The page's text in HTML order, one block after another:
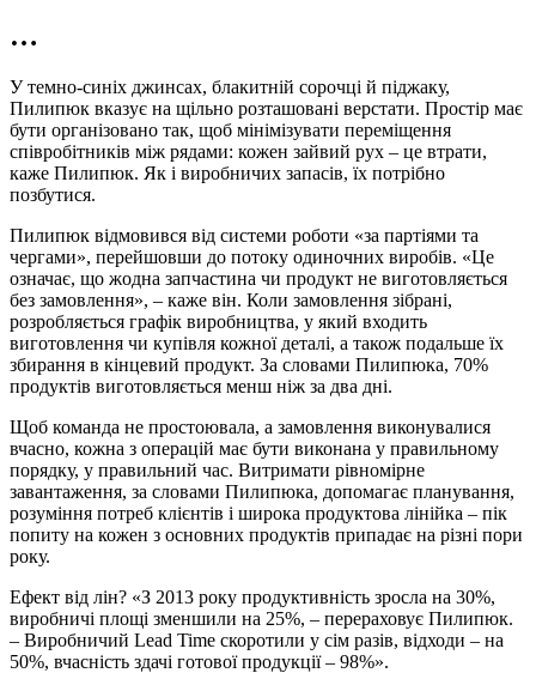
…
У темно‑синіх джинсах, блакитній сорочці й піджаку,
Пилипюк вказує на щільно розташовані верстати. Простір має
бути організовано так, щоб мінімізувати переміщення
співробітників між рядами: кожен зайвий рух – це втрати,
каже Пилипюк. Як і виробничих запасів, їх потрібно
позбутися.
Пилипюк відмовився від системи роботи «за партіями та
чергами», перейшовши до потоку одиночних виробів. «Це
означає, що жодна запчастина чи продукт не виготовляється
без замовлення», – каже він. Коли замовлення зібрані,
розробляється графік виробництва, у який входить
виготовлення чи купівля кожної деталі, а також подальше їх
збирання в кінцевий продукт. За словами Пилипюка, 70%
продуктів виготовляється менш ніж за два дні.
Щоб команда не простоювала, а замовлення виконувалися
вчасно, кожна з операцій має бути виконана у правильному
порядку, у правильний час. Витримати рівномірне
завантаження, за словами Пилипюка, допомагає планування,
розуміння потреб клієнтів і широка продуктова лінійка – пік
попиту на кожен з основних продуктів припадає на різні пори
року.
Ефект від лін? «З 2013 року продуктивність зросла на 30%,
виробничі площі зменшили на 25%, – перераховує Пилипюк.
– Виробничий Lead Time скоротили у сім разів, відходи – на
50%, вчасність здачі готової продукції – 98%».